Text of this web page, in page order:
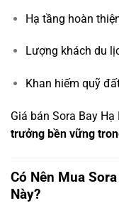
Hạ tầng hoàn
Lượng khách du
Khan hiếm quỹ
Giá bán Sora Bay
trưởng bền vững
Có Nên Mua
Này?